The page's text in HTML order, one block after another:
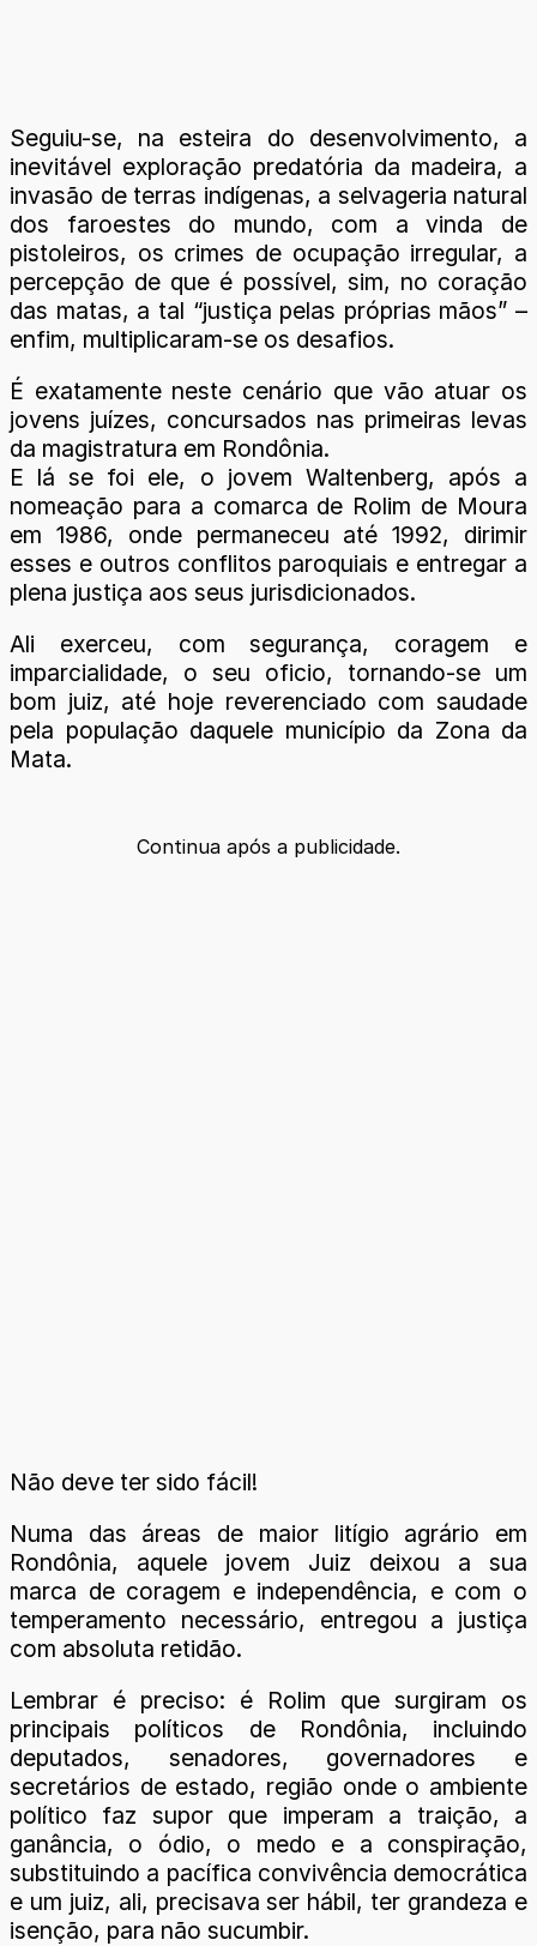
Seguiu-se, na esteira do desenvolvimento, a
inevitável exploração predatória da madeira, a
invasão de terras indígenas, a selvageria natural
dos faroestes do mundo, com a vinda de
pistoleiros, os crimes de ocupação irregular, a
percepção de que é possível, sim, no coração
das matas, a tal “justiça pelas próprias mãos” –
enfim, multiplicaram-se os desafios.
É exatamente neste cenário que vão atuar os
jovens juízes, concursados nas primeiras levas
da magistratura em Rondônia.
E lá se foi ele, o jovem Waltenberg, após a
nomeação para a comarca de Rolim de Moura
em 1986, onde permaneceu até 1992, dirimir
esses e outros conflitos paroquiais e entregar a
plena justiça aos seus jurisdicionados.
Ali exerceu, com segurança, coragem e
imparcialidade, o seu oficio, tornando-se um
bom juiz, até hoje reverenciado com saudade
pela população daquele município da Zona da
Mata.
Continua após a publicidade.
Não deve ter sido fácil!
Numa das áreas de maior litígio agrário em
Rondônia, aquele jovem Juiz deixou a sua
marca de coragem e independência, e com o
temperamento necessário, entregou a justiça
com absoluta retidão.
Lembrar é preciso: é Rolim que surgiram os
principais políticos de Rondônia, incluindo
deputados, senadores, governadores e
secretários de estado, região onde o ambiente
político faz supor que imperam a traição, a
ganância, o ódio, o medo e a conspiração,
substituindo a pacífica convivência democrática
e um juiz, ali, precisava ser hábil, ter grandeza e
isenção, para não sucumbir.